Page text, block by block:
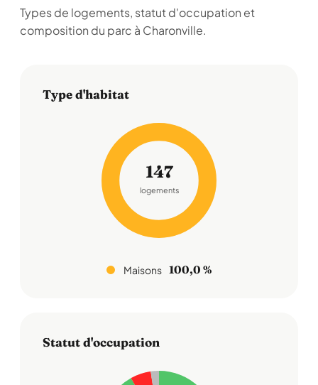
Types de logements, statut d'occupation et
composition du parc à Charonville.
Type d'habitat
147
logements
Maisons 100,0 %
Statut d'occupation